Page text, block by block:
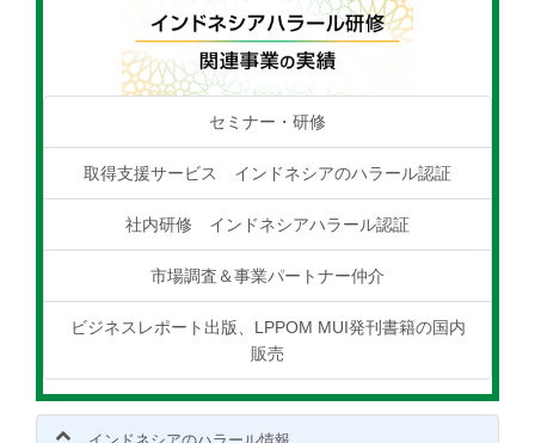
セミナー・研修
取得支援サービス インドネシアのハラール認証
社内研修 インドネシアハラール認証
市場調査＆事業パートナー仲介
ビジネスレポート出版、LPPOM MUI発刊書籍の国内
販売